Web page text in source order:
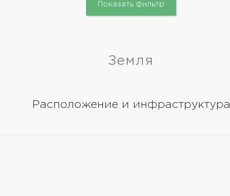
Показать фильтр
Земля
Расположение и инфраструктура